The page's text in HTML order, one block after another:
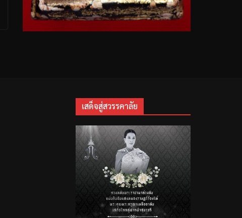
เสด็จสู่สวรรคาลัย